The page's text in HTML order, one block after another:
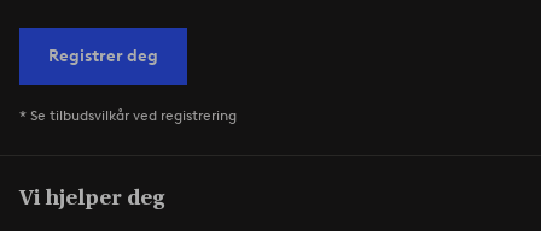
Registrer deg
* Se tilbudsvilkår ved registrering
Vi hjelper deg